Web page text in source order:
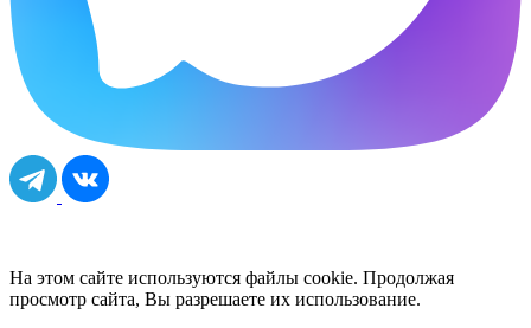
На этом сайте используются файлы cookie. Продолжая
просмотр сайта, Вы разрешаете их использование.